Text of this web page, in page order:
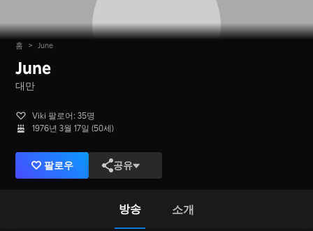
홈 > June
June
대만
Viki 팔로어: 35명
1976년 3월 17일 (50세)
팔로우 공유
방송 소개